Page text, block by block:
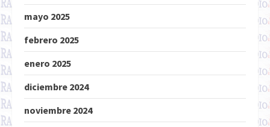
mayo 2025
febrero 2025
enero 2025
diciembre 2024
noviembre 2024